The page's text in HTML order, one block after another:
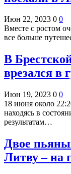
Июн 22, 2023 0 0
Вместе с ростом
все больше
В
врезался в
Июн 19, 2023 0 0
18 июня около
находясь в
результатам…
Двое
Литву – на